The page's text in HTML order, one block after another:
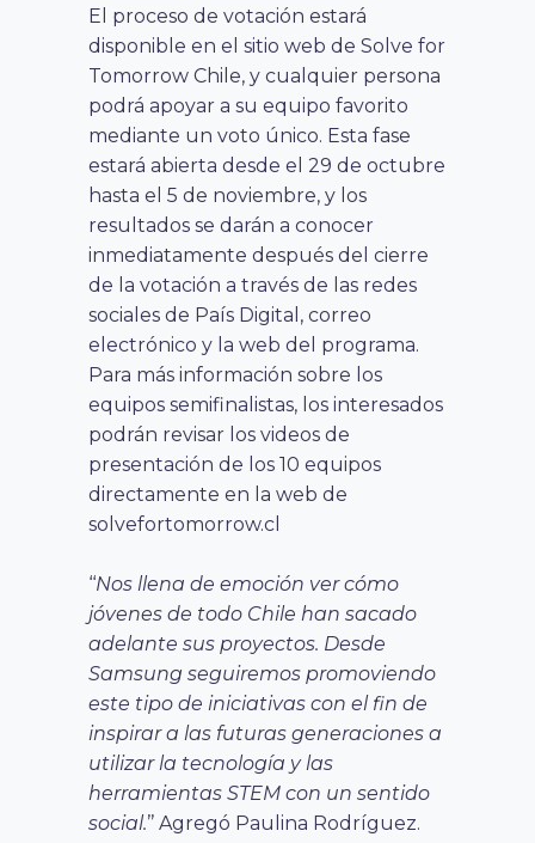
El proceso de votación estará
disponible en el sitio web de Solve for
Tomorrow Chile, y cualquier persona
podrá apoyar a su equipo favorito
mediante un voto único. Esta fase
estará abierta desde el 29 de octubre
hasta el 5 de noviembre, y los
resultados se darán a conocer
inmediatamente después del cierre
de la votación a través de las redes
sociales de País Digital, correo
electrónico y la web del programa.
Para más información sobre los
equipos semifinalistas, los interesados
podrán revisar los videos de
presentación de los 10 equipos
directamente en la web de
solvefortomorrow.cl
‘‘Nos llena de emoción ver cómo
jóvenes de todo Chile han sacado
adelante sus proyectos. Desde
Samsung seguiremos promoviendo
este tipo de iniciativas con el fin de
inspirar a las futuras generaciones a
utilizar la tecnología y las
herramientas STEM con un sentido
social.’’ Agregó Paulina Rodríguez.